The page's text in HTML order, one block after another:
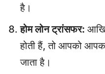
है।
होम लोन ट्रांसफर:
होती हैं, तो आपको
जाता है।